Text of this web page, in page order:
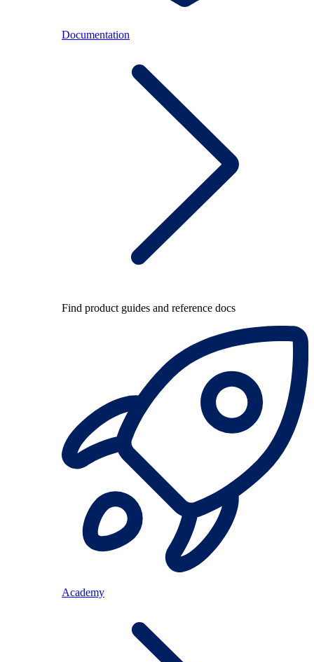
Documentation
Find product guides and reference docs
Academy